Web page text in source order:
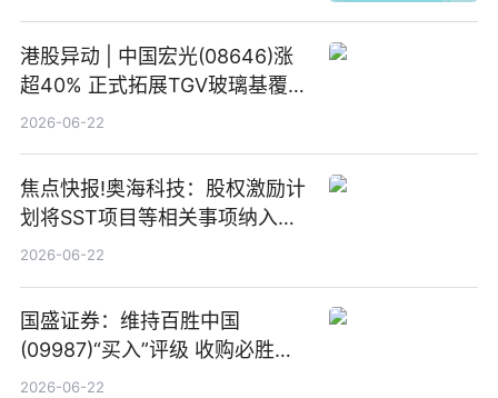
港股异动 | 中国宏光(08646)涨
超40% 正式拓展TGV玻璃基覆铜
板新材料业务
2026-06-22
焦点快报!奥海科技：股权激励计
划将SST项目等相关事项纳入专
项业务发展考核指标
2026-06-22
国盛证券：维持百胜中国
(09987)“买入”评级 收购必胜客
中国增厚利润加速成长 信息
2026-06-22